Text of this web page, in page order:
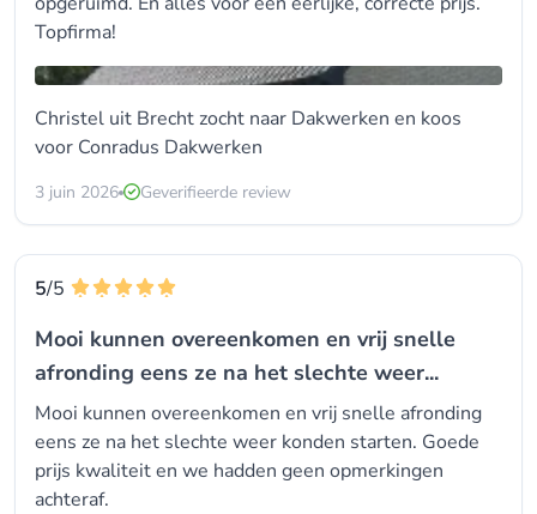
Topfirma!
Christel uit Brecht zocht naar Dakwerken en koos
voor Conradus Dakwerken
3 juin 2026 Geverifieerde review
5/5
Mooi kunnen overeenkomen en vrij snelle
afronding eens ze na het slechte weer...
Mooi kunnen overeenkomen en vrij snelle afronding
eens ze na het slechte weer konden starten. Goede
prijs kwaliteit en we hadden geen opmerkingen
achteraf.